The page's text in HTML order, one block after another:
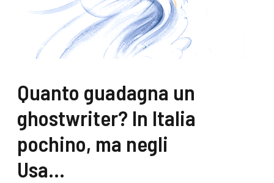
Quanto guadagna un
ghostwriter? In Italia
pochino, ma negli
Usa…